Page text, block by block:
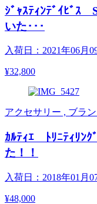
ｼﾞｬｽﾃｨﾝﾃﾞｲﾋﾞｽ
いた･･･
入荷日：2021年06月
¥32,800
アクセサリー , ブラ
ｶﾙﾃｨｴ ﾄﾘﾆﾃｨﾘﾝ
た！！
入荷日：2018年01月
¥48,000